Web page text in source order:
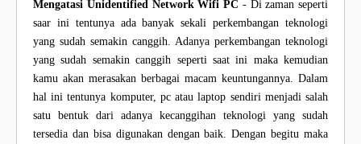
Mengatasi Unidentified Network Wifi PC - Di zaman seperti
saar ini tentunya ada banyak sekali perkembangan teknologi
yang sudah semakin canggih. Adanya perkembangan teknologi
yang sudah semakin canggih seperti saat ini maka kemudian
kamu akan merasakan berbagai macam keuntungannya. Dalam
hal ini tentunya komputer, pc atau laptop sendiri menjadi salah
satu bentuk dari adanya kecanggihan teknologi yang sudah
tersedia dan bisa digunakan dengan baik. Dengan begitu maka